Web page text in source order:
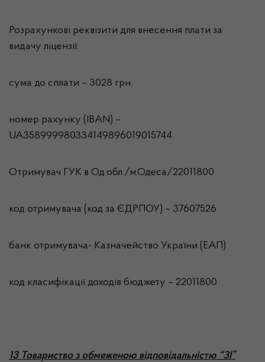
Розрахункові реквізити для внесення плати за
видачу ліцензії:
сума до сплати – 3028 грн.
номер рахунку (IBAN) –
UA358999980334149896019015744
Отримувач ГУК в Од.обл./м.Одеса/22011800
код отримувача (код за ЄДРПОУ) – 37607526
банк отримувача- Казначейство України (ЕАП)
код класифікації доходів бюджету – 22011800
13 Товариство з обмеженою відповідальністю “ЗІ”